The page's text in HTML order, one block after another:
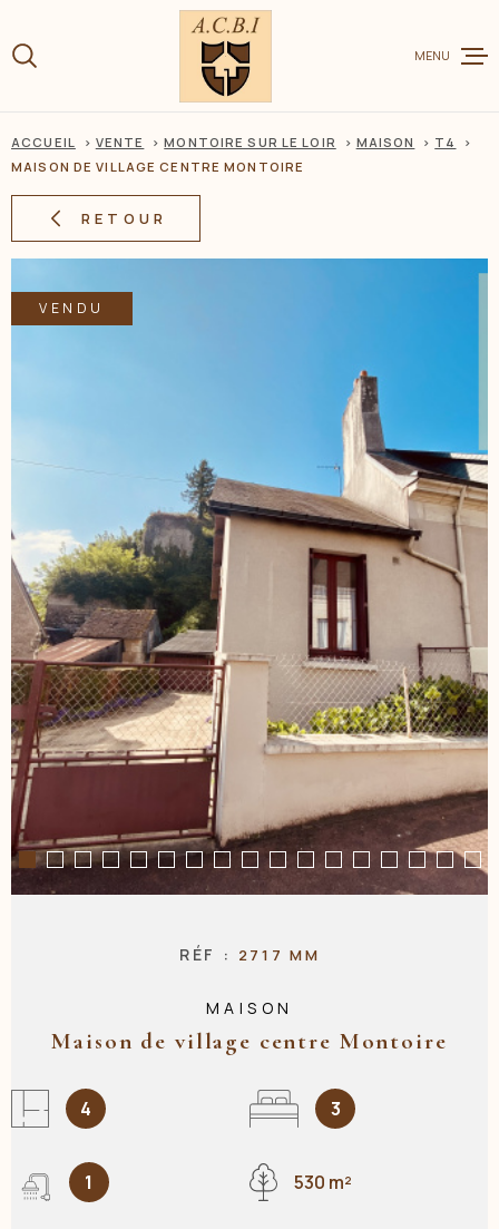
lamenu
contenu
VENTE
ESTIMER
BIEN
BIENS
NOS
CONTACT
MENU
ACCUEIL VENTE MONTOIRE SUR LE LOIR MAISON
T4
MAISON DE VILLAGE CENTRE MONTOIRE
RETOUR
VENDU
RÉF : 2717 MM
MAISON
Maison de village centre Montoire
4 3
1 530 m²